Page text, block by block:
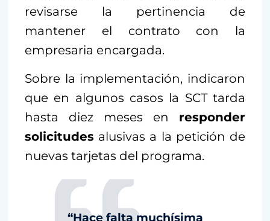
revisarse la pertinencia de
mantener el contrato con la
empresaria encargada.
Sobre la implementación, indicaron
que en algunos casos la SCT tarda
hasta diez meses en responder
solicitudes alusivas a la petición de
nuevas tarjetas del programa.
“Hace falta muchísima